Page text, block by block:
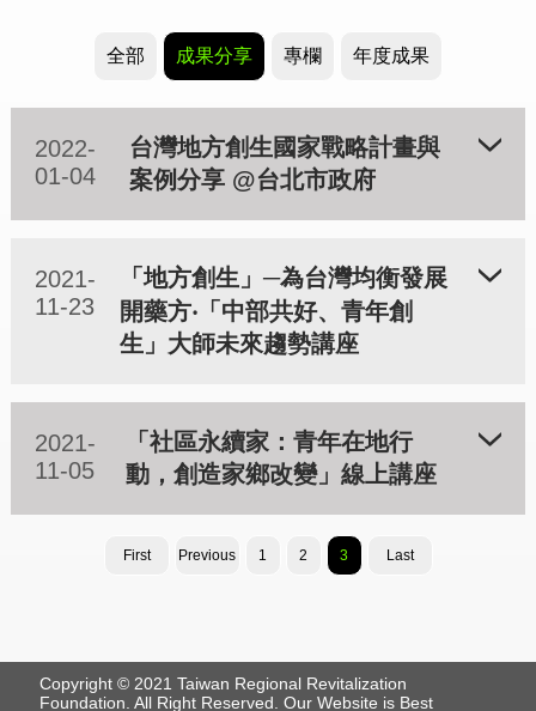
全部 成果分享 專欄 年度成果
2022-
01-04
台灣地方創生國家戰略計畫與
案例分享 @台北市政府
2021-
11-23
「地方創生」─為台灣均衡發展
開藥方‧「中部共好、青年創
生」大師未來趨勢講座
2021-
11-05
「社區永續家：青年在地行
動，創造家鄉改變」線上講座
First Previous 1 2 3 Last
Copyright © 2021 Taiwan Regional Revitalization
Foundation. All Right Reserved. Our Website is Best